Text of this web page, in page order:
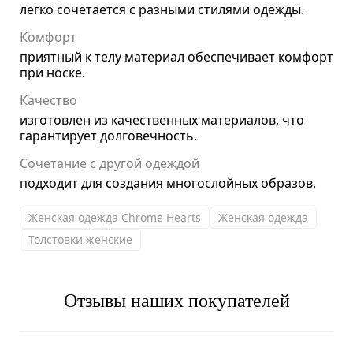
легко сочетается с разными стилями одежды.
Комфорт
приятный к телу материал обеспечивает комфорт
при носке.
Качество
изготовлен из качественных материалов, что
гарантирует долговечность.
Сочетание с другой одеждой
подходит для создания многослойных образов.
Женская одежда Chrome Hearts
Женская одежда
Толстовки женские
Отзывы наших покупателей